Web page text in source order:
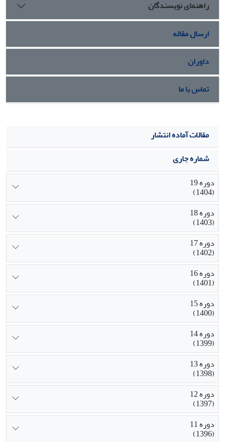
استادان دانشگاه بوده‌است.
راهنمای نویسندگان
ارسال مقاله
داوران
تماس با ما
مقالات آماده انتشار
شماره جاری
دوره 19
(1404)
دوره 18
(1403)
دوره 17
(1402)
دوره 16
(1401)
دوره 15
(1400)
دوره 14
(1399)
دوره 13
(1398)
دوره 12
(1397)
دوره 11
(1396)